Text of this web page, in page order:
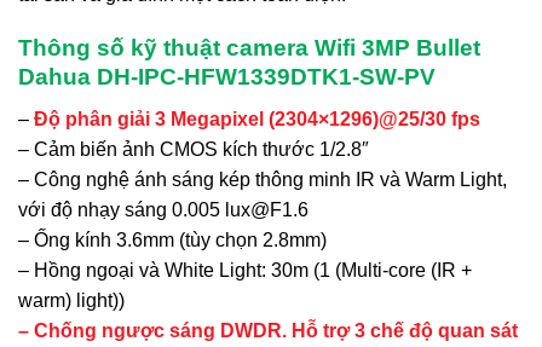
Thông số kỹ thuật camera Wifi 3MP Bullet
Dahua DH-IPC-HFW1339DTK1-SW-PV
– Độ phân giải 3 Megapixel (2304×1296)@25/30 fps
– Cảm biến ảnh CMOS kích thước 1/2.8″
– Công nghệ ánh sáng kép thông minh IR và Warm Light,
với độ nhạy sáng 0.005 lux@F1.6
– Ống kính 3.6mm (tùy chọn 2.8mm)
– Hồng ngoại và White Light: 30m (1 (Multi-core (IR +
warm) light))
– Chống ngược sáng DWDR. Hỗ trợ 3 chế độ quan sát